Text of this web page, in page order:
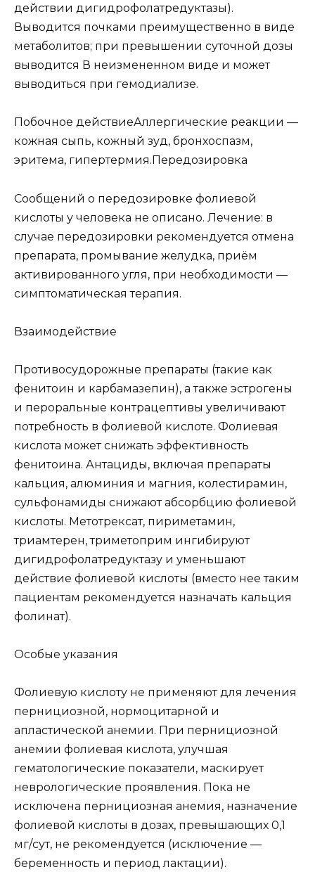
действии дигидрофолатредуктазы).
Выводится почками преимущественно в виде
метаболитов; при превышении суточной дозы
выводится В неизмененном виде и может
выводиться при гемодиализе.
Побочное действиеАллергические реакции —
кожная сыпь, кожный зуд, бронхоспазм,
эритема, гипертермия.Передозировка
Сообщений о передозировке фолиевой
кислоты у человека не описано. Лечение: в
случае передозировки рекомендуется отмена
препарата, промывание желудка, приём
активированного угля, при необходимости —
симптоматическая терапия.
Взаимодействие
Противосудорожные препараты (такие как
фенитоин и карбамазепин), а также эстрогены
и пероральные контрацептивы увеличивают
потребность в фолиевой кислоте. Фолиевая
кислота может снижать эффективность
фенитоина. Антациды, включая препараты
кальция, алюминия и магния, колестирамин,
сульфонамиды снижают абсорбцию фолиевой
кислоты. Метотрексат, пириметамин,
триамтерен, триметоприм ингибируют
дигидрофолатредуктазу и уменьшают
действие фолиевой кислоты (вместо нее таким
пациентам рекомендуется назначать кальция
фолинат).
Особые указания
Фолиевую кислоту не применяют для лечения
пернициозной, нормоцитарной и
апластической анемии. При пернициозной
анемии фолиевая кислота, улучшая
гематологические показатели, маскирует
неврологические проявления. Пока не
исключена пернициозная анемия, назначение
фолиевой кислоты в дозах, превышающих 0,1
мг/сут, не рекомендуется (исключение —
беременность и период лактации).